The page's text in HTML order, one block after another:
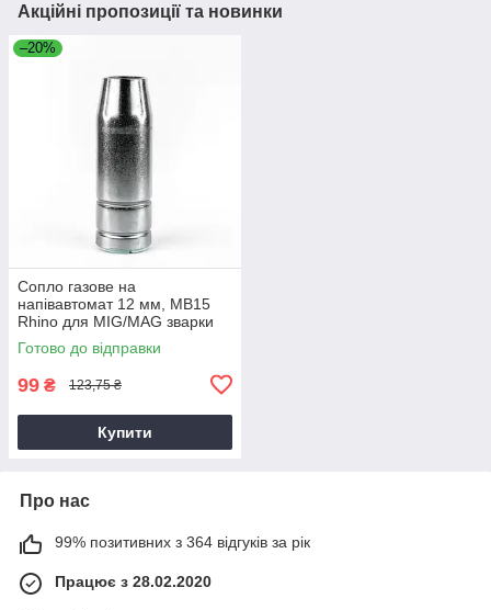
Акційні пропозиції та новинки
–20%
Сопло газове на
напівавтомат 12 мм, MB15
Rhino для MIG/MAG зварки
Готово до відправки
99 ₴ 123,75 ₴
Купити
Про нас
99% позитивних з 364 відгуків за рік
Працює з 28.02.2020